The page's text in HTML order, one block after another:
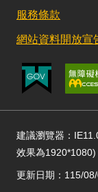
服務條款
網站資料開放宣
建議瀏覽器：
效果為1920*1080)
更新日期：115/